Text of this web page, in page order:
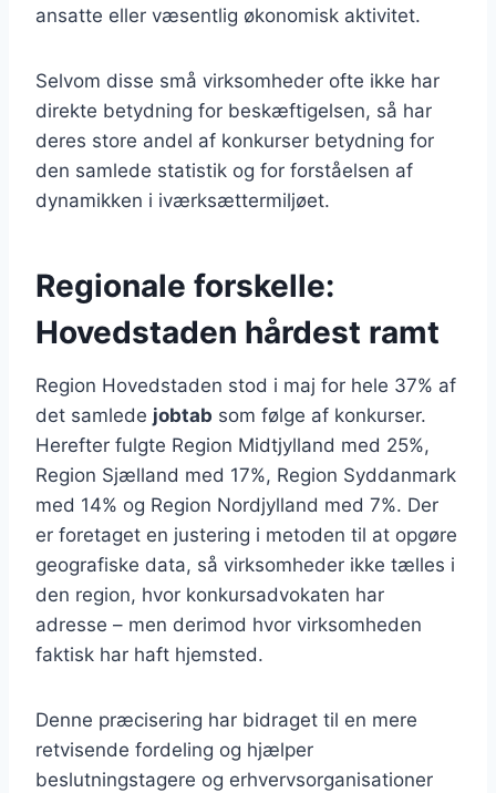
ansatte eller væsentlig økonomisk aktivitet.
Selvom disse små virksomheder ofte ikke har
direkte betydning for beskæftigelsen, så har
deres store andel af konkurser betydning for
den samlede statistik og for forståelsen af
dynamikken i iværksættermiljøet.
Regionale forskelle:
Hovedstaden hårdest ramt
Region Hovedstaden stod i maj for hele 37% af
det samlede jobtab som følge af konkurser.
Herefter fulgte Region Midtjylland med 25%,
Region Sjælland med 17%, Region Syddanmark
med 14% og Region Nordjylland med 7%. Der
er foretaget en justering i metoden til at opgøre
geografiske data, så virksomheder ikke tælles i
den region, hvor konkursadvokaten har
adresse – men derimod hvor virksomheden
faktisk har haft hjemsted.
Denne præcisering har bidraget til en mere
retvisende fordeling og hjælper
beslutningstagere og erhvervsorganisationer